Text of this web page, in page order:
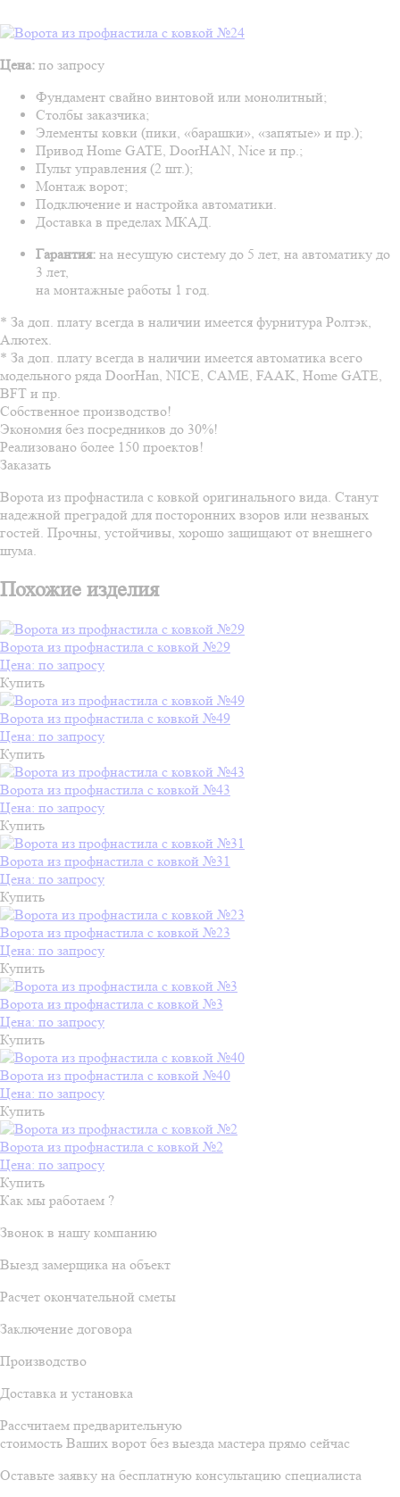
Цена: по запросу
Фундамент свайно винтовой или монолитный;
Столбы заказчика;
Элементы ковки (пики, «барашки», «запятые» и пр.);
Привод Home GATE, DoorHAN, Nice и пр.;
Пульт управления (2 шт.);
Монтаж ворот;
Подключение и настройка автоматики.
Доставка в пределах МКАД.
Гарантия: на несущую систему до 5 лет, на автоматику до
3 лет,
на монтажные работы 1 год.
* За доп. плату всегда в наличии имеется фурнитура Ролтэк,
Алютех.
* За доп. плату всегда в наличии имеется автоматика всего
модельного ряда DoorHan, NICE, CAME, FAAK, Home GATE,
BFT и пр.
Собственное производство!
Экономия без посредников до 30%!
Реализовано более 150 проектов!
Заказать
Ворота из профнастила с ковкой оригинального вида. Станут
надежной преградой для посторонних взоров или незваных
гостей. Прочны, устойчивы, хорошо защищают от внешнего
шума.
Похожие изделия
Ворота из профнастила с ковкой №29
Цена: по запросу
Купить
Ворота из профнастила с ковкой №49
Цена: по запросу
Купить
Ворота из профнастила с ковкой №43
Цена: по запросу
Купить
Ворота из профнастила с ковкой №31
Цена: по запросу
Купить
Ворота из профнастила с ковкой №23
Цена: по запросу
Купить
Ворота из профнастила с ковкой №3
Цена: по запросу
Купить
Ворота из профнастила с ковкой №40
Цена: по запросу
Купить
Ворота из профнастила с ковкой №2
Цена: по запросу
Купить
Как мы работаем ?
Звонок в нашу компанию
Выезд замерщика на объект
Расчет окончательной сметы
Заключение договора
Производство
Доставка и установка
Рассчитаем предварительную
стоимость Ваших ворот без выезда мастера прямо сейчас
Оставьте заявку на бесплатную консультацию специалиста